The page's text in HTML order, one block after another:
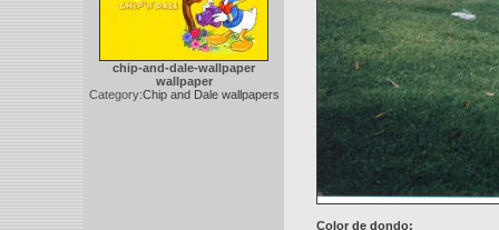
chip-and-dale-wallpaper
wallpaper
Category:Chip and Dale wallpapers
Color de dondo: